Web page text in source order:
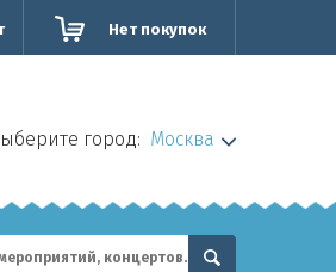
Нет покупок
город: Москва